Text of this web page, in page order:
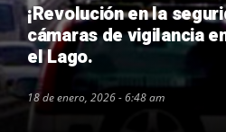
¡Revolución en la
cámaras de vigilancia
el Lago.
18 de enero, 2026 - 6:48 am